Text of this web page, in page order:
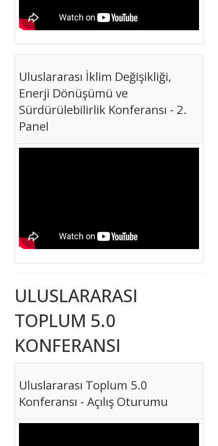
Uluslararası İklim Değişikliği,
Enerji Dönüşümü ve
Sürdürülebilirlik Konferansı - 2.
Panel
ULUSLARARASI
TOPLUM 5.0
KONFERANSI
Uluslararası Toplum 5.0
Konferansı - Açılış Oturumu